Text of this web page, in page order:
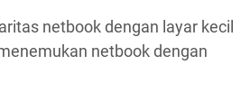
netbook dengan layar kecil
netbook dengan